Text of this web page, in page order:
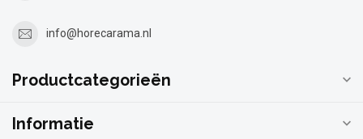
info@horecarama.nl
Productcategorieën
Informatie